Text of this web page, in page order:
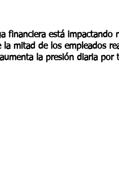
Ciberseguridad Junta
financiera está impactando
mitad de los empleados
la presión diaria por